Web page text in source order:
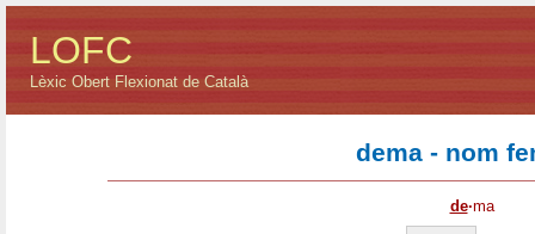
LOFC
Lèxic Obert Flexionat de Català
dema - nom
de·ma